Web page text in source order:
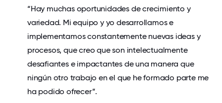
“Hay muchas oportunidades de crecimiento y
variedad. Mi equipo y yo desarrollamos e
implementamos constantemente nuevas ideas y
procesos, que creo que son intelectualmente
desafiantes e impactantes de una manera que
ningún otro trabajo en el que he formado parte me
ha podido ofrecer”.